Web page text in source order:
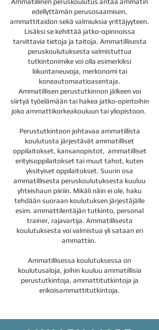
edellyttämän perusosaamisen,
ammattitaidon sekä valmiuksia yrittäjyyteen.
Lisäksi se kehittää jatko-opinnoissa
tarvittavia tietoja ja taitoja. Ammatillisesta
peruskoulutuksesta valmistuttua
tutkintonimike voi olla esimerkiksi
liikuntaneuvoja, merkonomi tai
koneautomaatioasentaja.
Ammatillisen perustutkinnon jälkeen voi
siirtyä työelämään tai hakea jatko-opintoihin
joko ammattikorkeakouluun tai yliopistoon.
Perustutkintoon johtavaa ammatillista
koulutusta järjestävät ammatilliset
oppilaitokset, kansanopistot, ammatilliset
erityisoppilaitokset tai muut tahot, kuten
yksityiset oppilaitokset. Suurin osa
ammatillisesta peruskoulutuksesta kuuluu
yhteishaun piiriin. Mikäli näin ei ole, haku
tehdään suoraan koulutuksen järjestäjälle
esim. ammattilentäjän tutkinto, personal
trainer, rajavartija. Ammatillisesta
koulutuksesta voi valmistua yli sataan eri
ammattiin.
Ammatillisessa koulutuksessa on
koulutusaloja, joihin kuuluu ammatillisia
perustutkintoja, ammattitutkintoja ja
erikoisammattitutkintoja.